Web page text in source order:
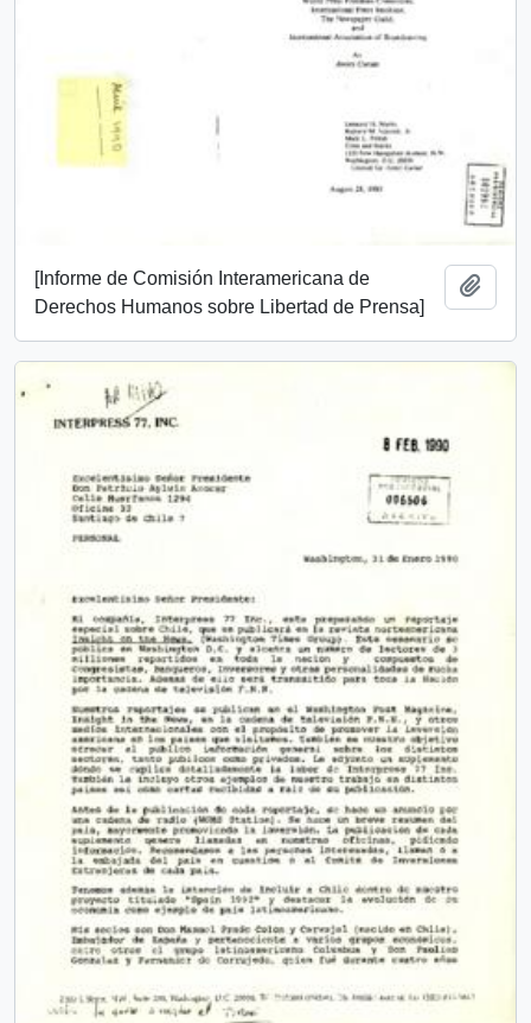
[Informe de Comisión Interamericana de
Derechos Humanos sobre Libertad de Prensa]